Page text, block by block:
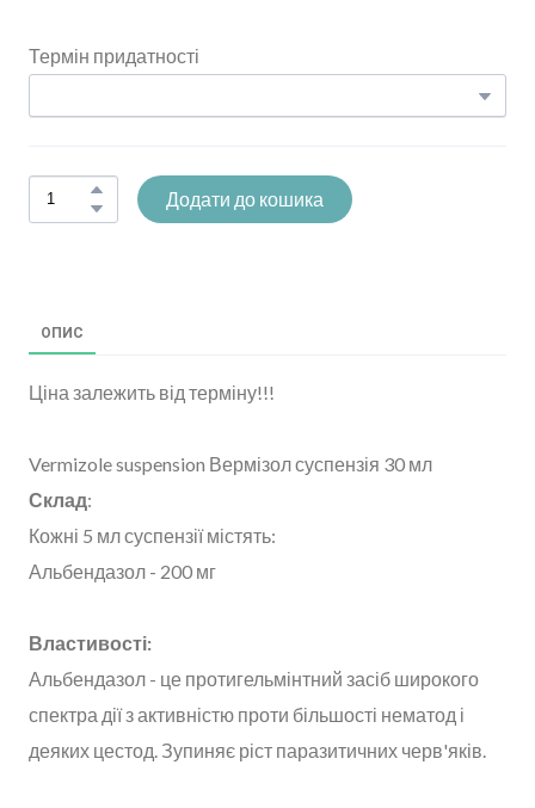
Термін придатності
Додати до кошика
ОПИС
Ціна залежить від терміну!!!
Vermizole suspension Вермізол суспензія 30 мл
Склад:
Кожні 5 мл суспензії містять:
Альбендазол - 200 мг
Властивості:
Альбендазол - це протигельмінтний засіб широкого
спектра дії з активністю проти більшості нематод і
деяких цестод. Зупиняє ріст паразитичних черв'яків.